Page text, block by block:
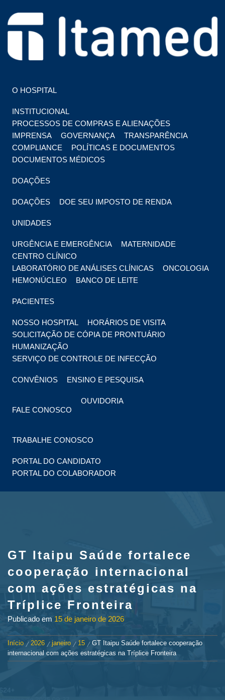
HOSPITAL EM FOZ DO IGUAÇU
O HOSPITAL
INSTITUCIONAL
PROCESSOS DE COMPRAS E ALIENAÇÕES
IMPRENSA
GOVERNANÇA
TRANSPARÊNCIA
COMPLIANCE
POLÍTICAS E DOCUMENTOS
DOCUMENTOS MÉDICOS
DOAÇÕES
DOAÇÕES DOE SEU IMPOSTO DE RENDA
UNIDADES
URGÊNCIA E EMERGÊNCIA
MATERNIDADE
CENTRO CLÍNICO
LABORATÓRIO DE ANÁLISES CLÍNICAS
ONCOLOGIA
HEMONÚCLEO
BANCO DE LEITE
PACIENTES
NOSSO HOSPITAL
HORÁRIOS DE VISITA
SOLICITAÇÃO DE CÓPIA DE PRONTUÁRIO
HUMANIZAÇÃO
SERVIÇO DE CONTROLE DE INFECÇÃO
CONVÊNIOS ENSINO E PESQUISA
FALE CONOSCO
OUVIDORIA
TRABALHE CONOSCO
PORTAL DO CANDIDATO
PORTAL DO COLABORADOR
GT Itaipu Saúde fortalece
cooperação internacional
com ações estratégicas na
Tríplice Fronteira
Publicado em 15 de janeiro de 2026
Início 2026 janeiro 15
GT Itaipu Saúde fortalece cooperação
internacional com ações estratégicas na Tríplice Fronteira